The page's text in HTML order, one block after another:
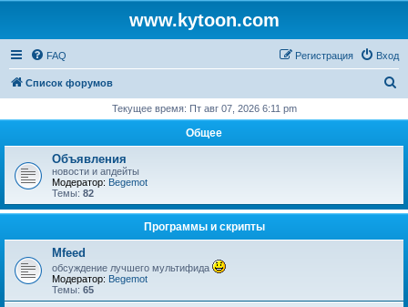
www.kytoon.com
FAQ Вход
Регистрация
Список форумов
с
Текущее время: Пт авг 07, 2026 6:11 pm
Общее
Объявления
новости и апдейты
Модератор: Begemot
Темы: 82
Программы и скрипты
Mfeed
обсуждение лучшего мультифида
Модератор: Begemot
Темы: 65